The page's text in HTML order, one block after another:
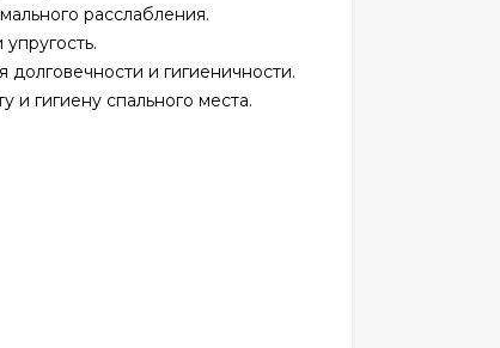
расслабления.
и гигиеничности.
и гигиену спального места.